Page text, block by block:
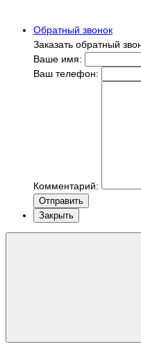
Обратный звонок
Заказать обратный
Ваше имя:
Ваш телефон:
Комментарий:
Отправить
Закрыть